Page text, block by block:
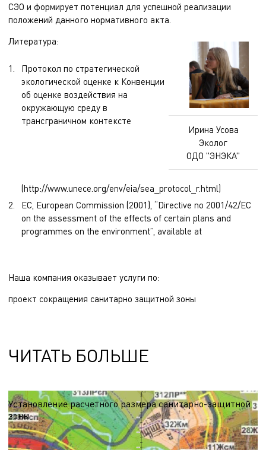
СЭО и формирует потенциал для успешной реализации
положений данного нормативного акта.
Ирина Усова
Эколог
ОДО "ЭНЭКА"
Литература:
Протокол по стратегической
экологической оценке к Конвенции
об оценке воздействия на
окружающую среду в
трансграничном контексте
(http://www.unece.org/env/eia/sea_protocol_r.html)
EC, European Commission (2001), “Directive no 2001/42/EC
on the assessment of the effects of certain plans and
programmes on the environment”, available at
Наша компания оказывает услуги по:
проект сокращения санитарно защитной зоны
ЧИТАТЬ БОЛЬШЕ
Установление расчетного размера санитарно-защитной
зоны
Санитарно-защитная зона является буферной территорией,
ограничивающей распространение вредных выбросов в жилую среду. Ее
наличие помогает существенно снизить негативное влияние загрязняющих